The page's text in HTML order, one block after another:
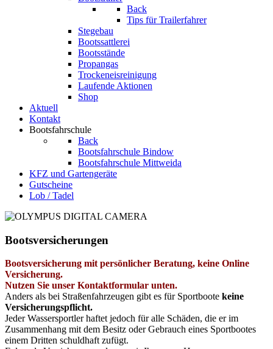
Back
Tips für Trailerfahrer
Stegebau
Bootssattlerei
Bootsstände
Propangas
Trockeneisreinigung
Laufende Aktionen
Shop
Aktuell
Kontakt
Bootsfahrschule
Back
Bootsfahrschule Bindow
Bootsfahrschule Mittweida
KFZ und Gartengeräte
Gutscheine
Lob / Tadel
Bootsversicherungen
Bootsversicherung mit persönlicher Beratung, keine Online
Versicherung.
Nutzen Sie unser Kontaktformular unten.
Anders als bei Straßenfahrzeugen gibt es für Sportboote keine
Versicherungspflicht.
Jeder Wassersportler haftet jedoch für alle Schäden, die er im
Zusammenhang mit dem Besitz oder Gebrauch eines Sportbootes
einem Dritten schuldhaft zufügt.